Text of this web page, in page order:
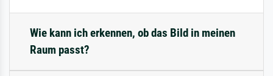
Wie kann ich erkennen, ob das Bild in meinen
Raum passt?